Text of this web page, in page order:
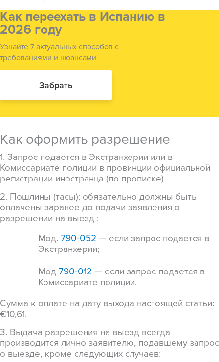
Как переехать в Испанию в
2026 году
Узнайте 7 актуальных способов с
требованиями и нюансами
Забрать
Как оформить разрешение
1. Запрос подается в Экстранхерии или в
Комиссариате полиции в провинции официальной
регистрации иностранца (по прописке).
2. Пошлины (тасы): обязательно должны быть
оплачены заранее до подачи заявления о
разрешении на выезд :
Мод. 790-052 — если запрос подается в
Экстранхерии;
Мод 790-012 — если запрос подается в
Комиссариате полиции.
Сумма к оплате на дату выхода настоящей статьи:
€10,61.
3. Выдача разрешения на выезд всегда
производится лично заявителю, подавшему запрос
о выезде, кроме следующих случаев: